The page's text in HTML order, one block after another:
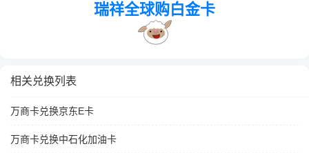
瑞祥全球购白金卡
相关兑换列表
万商卡兑换京东E卡
万商卡兑换中石化加油卡